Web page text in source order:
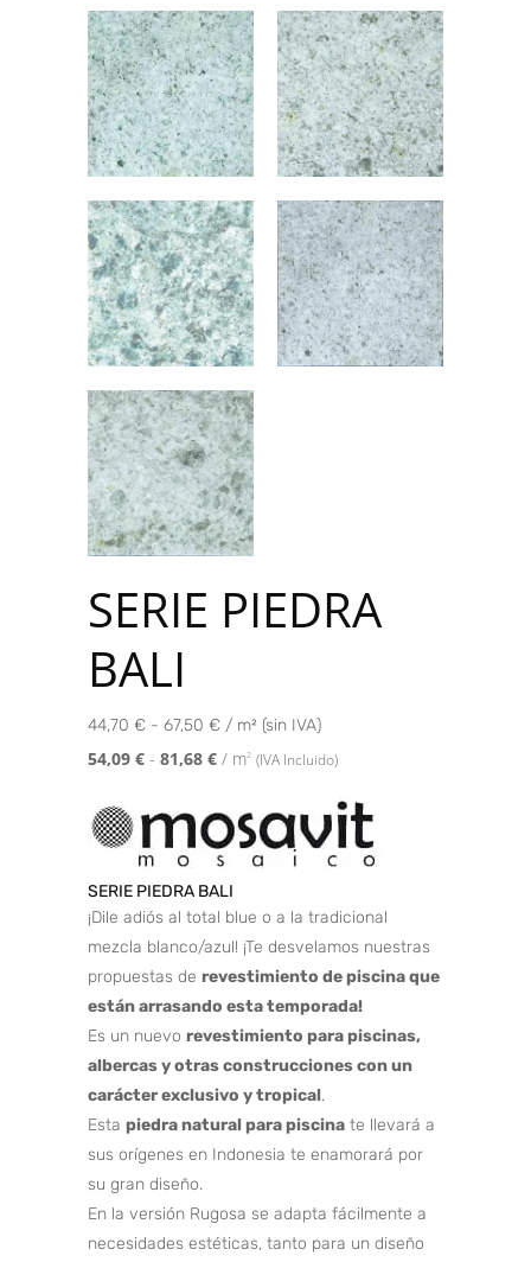
SERIE PIEDRA
BALI
44,70 € - 67,50 € / m² (sin IVA)
54,09 € - 81,68 € / m2 (IVA Incluido)
SERIE PIEDRA BALI
¡Dile adiós al total blue o a la tradicional
mezcla blanco/azul! ¡Te desvelamos nuestras
propuestas de revestimiento de piscina que
están arrasando esta temporada!
Es un nuevo revestimiento para piscinas,
albercas y otras construcciones con un
carácter exclusivo y tropical.
Esta piedra natural para piscina te llevará a
sus orígenes en Indonesia te enamorará por
su gran diseño.
En la versión Rugosa se adapta fácilmente a
necesidades estéticas, tanto para un diseño